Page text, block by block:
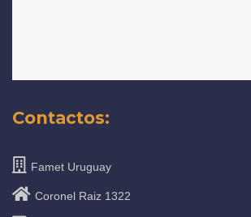
Contactos:
Famet Uruguay
Coronel Raiz 1322